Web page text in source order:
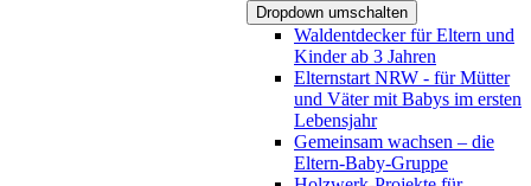
Dropdown umschalten
Waldentdecker für Eltern und
Kinder ab 3 Jahren
Elternstart NRW - für Mütter
und Väter mit Babys im ersten
Lebensjahr
Gemeinsam wachsen – die
Eltern-Baby-Gruppe